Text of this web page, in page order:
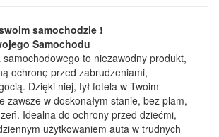
samochodzie !
Samochodu
samochodowego to niezawodny produkt,
ochronę przed zabrudzeniami,
Dzięki niej, tył fotela w Twoim
zawsze w doskonałym stanie, bez plam,
Idealna do ochrony przed dziećmi,
użytkowaniem auta w trudnych